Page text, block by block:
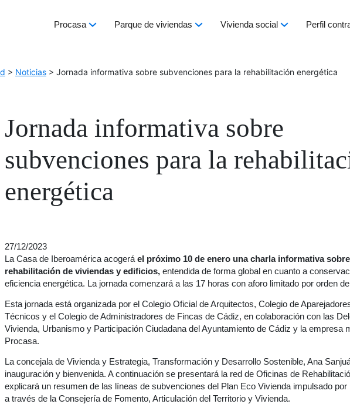
Procasa Parque de viviendas Vivienda social Perfil
> Noticias > Jornada informativa sobre subvenciones para la rehabilitación energética
Jornada informativa sobre
subvenciones para la
energética
27/12/2023
La Casa de Iberoamérica acogerá el próximo 10 de enero una charla informativa
rehabilitación de viviendas y edificios, entendida de forma global en cuanto a
eficiencia energética. La jornada comenzará a las 17 horas con aforo limitado por orden
Esta jornada está organizada por el Colegio Oficial de Arquitectos, Colegio de
Técnicos y el Colegio de Administradores de Fincas de Cádiz, en colaboración con las
Vivienda, Urbanismo y Participación Ciudadana del Ayuntamiento de Cádiz y la empresa
Procasa.
La concejala de Vivienda y Estrategia, Transformación y Desarrollo Sostenible, Ana
inauguración y bienvenida. A continuación se presentará la red de Oficinas de
explicará un resumen de las líneas de subvenciones del Plan Eco Vivienda impulsado por
a través de la Consejería de Fomento, Articulación del Territorio y Vivienda.